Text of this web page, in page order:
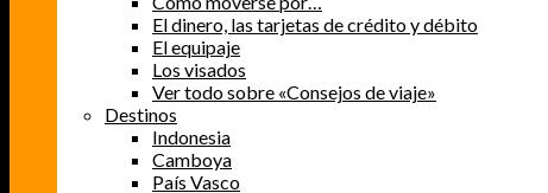
El dinero, las tarjetas de crédito y débito
El equipaje
Los visados
Ver todo sobre «Consejos de viaje»
Destinos
Indonesia
Camboya
País Vasco